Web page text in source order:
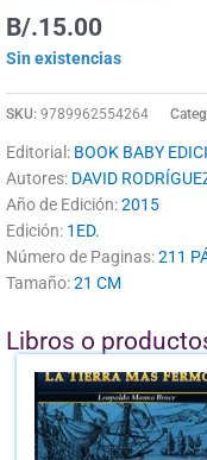
B/.15.00
Sin existencias
SKU: 9789962554264
Editorial: BOOK BABY
Autores: DAVID
Año de Edición:2015
Edición: 1ED.
Número de Paginas:211
Tamaño:21 CM
Libros o